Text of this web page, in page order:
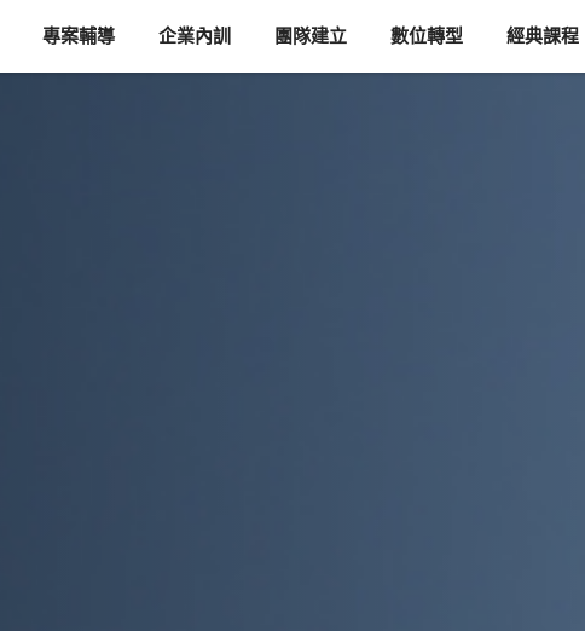
專案輔導 企業內訓 團隊建立 數位轉型 經典課程